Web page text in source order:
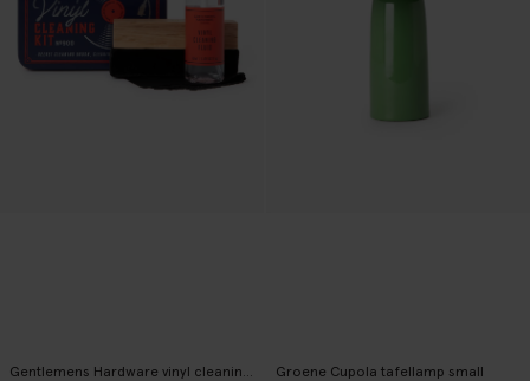
Groene Cupola tafellamp small